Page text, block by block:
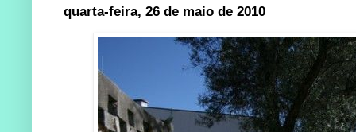
quarta-feira, 26 de maio de 2010